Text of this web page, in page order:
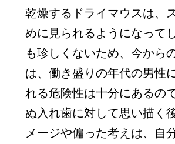
乾燥するドライマウスは、
めに見られるようになって
も珍しくないため、今から
は、働き盛りの年代の男性
れる危険性は十分にあるの
ぬ入れ歯に対して思い描く
メージや偏った考えは、自